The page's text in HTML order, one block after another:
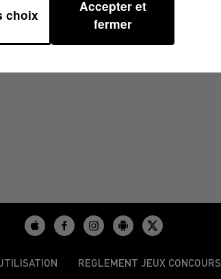
REGLEMENT JEUX CONCOURS
choix
Accepter et
fermer